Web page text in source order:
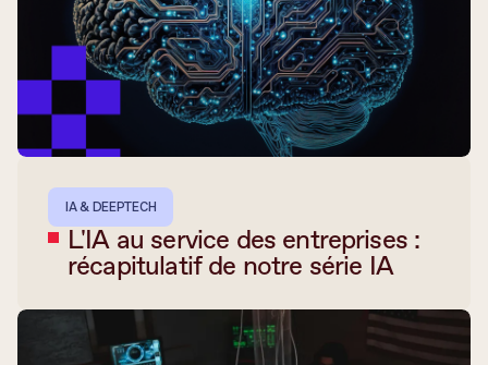
IA & DEEPTECH
L'IA au service des entreprises :
récapitulatif de notre série IA